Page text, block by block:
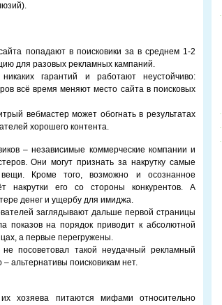
попадают в поисковики за в среднем 1-2
для разовых рекламных кампаний.
гарантий и работают неустойчиво:
всё время меняют место сайта в поисковых
вебмастер может обогнать в результатах
хорошего контента.
– независимые коммерческие компании и
Они могут признать за накрутку самые
Кроме того, возможно и осознанное
накрутки его со стороны конкурентов. А
денег и ущербу для имиджа.
заглядывают дальше первой страницы
показов на порядок приводит к абсолютной
а первые перегружены.
посоветовал такой неудачный рекламный
альтернативы поисковикам нет.
хозяева питаются мифами относительно